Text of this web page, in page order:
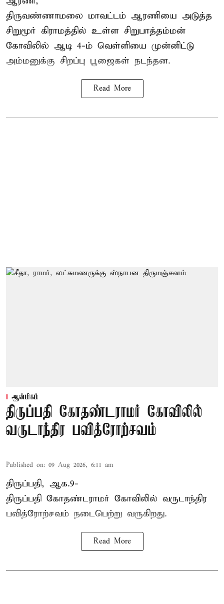
திருவண்ணாமலை மாவட்டம் ஆரணியை அடுத்த
சிறுமூர் கிராமத்தில் உள்ள சிறுபாத்தம்மன்
கோவிலில் ஆடி 4-ம் வெள்ளியை முன்னிட்டு
அம்மனுக்கு சிறப்பு பூஜைகள் நடந்தன.
Read More
ஆன்மிகம்
திருப்பதி கோதண்டராமர் கோவிலில்
வருடாந்திர பவித்ரோற்சவம்
Published on: 09 Aug 2026, 6:11 am
திருப்பதி, ஆக.9-
திருப்பதி கோதண்டராமர் கோவிலில் வருடாந்திர
பவித்ரோற்சவம் நடைபெற்று வருகிறது.
Read More